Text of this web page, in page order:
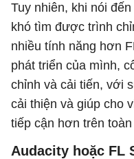
Tuy nhiên, khi nói
khó tìm được trình
nhiều tính năng hơn
phát triển của mình,
chỉnh và cải tiến, với
cải thiện và giúp cho
tiếp cận hơn trên
Audacity hoặc FL